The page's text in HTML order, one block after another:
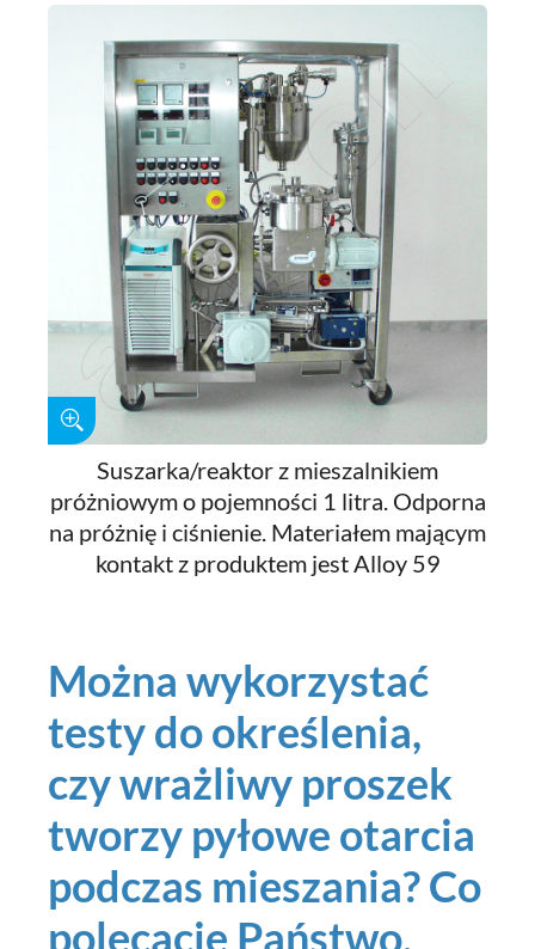
Suszarka/reaktor z mieszalnikiem
próżniowym o pojemności 1 litra. Odporna
na próżnię i ciśnienie. Materiałem mającym
kontakt z produktem jest Alloy 59
Można wykorzystać
testy do określenia,
czy wrażliwy proszek
tworzy pyłowe otarcia
podczas mieszania? Co
polecacie Państwo,